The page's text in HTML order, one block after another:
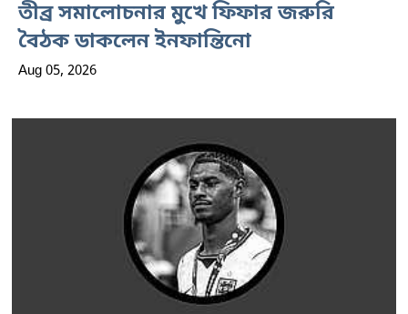
তীব্র সমালোচনার মুখে ফিফার জরুরি
বৈঠক ডাকলেন ইনফান্তিনো
Aug 05, 2026